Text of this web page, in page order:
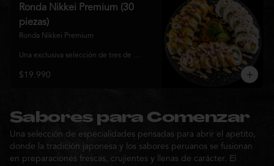
y sabor, ideal para compartir entre 3 y 4
Ronda Nikkei Premium (30
piezas)
Ronda Nikkei Premium
Una exclusiva selección de tres de
elaborados con ingredientes frescos y
pensada para compartir y descubrir la
esencia de Matsumoto Nikkei en cada
bocado.
$19.990
Sabores para Comenzar
Una selección de especialidades pensadas para abrir el apetito,
donde la tradición japonesa y los sabores peruanos se fusionan
en preparaciones frescas, crujientes y llenas de carácter. El